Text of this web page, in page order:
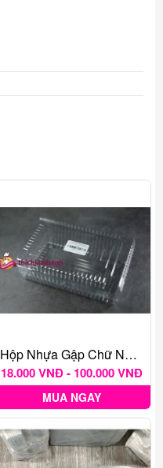
Hộp Nhựa Gập Chữ Nhật H55
18.000 VNĐ - 100.000 VNĐ
MUA NGAY